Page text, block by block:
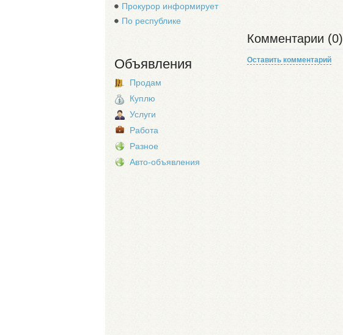
Прокурор информирует
По республике
Объявления
Продам
Куплю
Услуги
Работа
Разное
Авто-объявления
Комментарии (0)
Оставить комментарий